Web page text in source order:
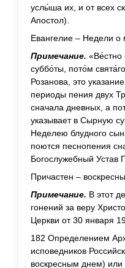
услы́ша их, и от всех
Апостол).
Евангелие – Недели о
Примечание. «Ве́стно
суббо́ты, пото́м
Розанова, это
периоды пения двух
сначала дневных, а
указывает в Сырную
Неделею блудного
поются песнопения
Богослужебный Устав
Причастен –
Примечание. В этот
гонений за веру
Церкви от 30 января
182 Определением
исповедников
воскресным днем) или